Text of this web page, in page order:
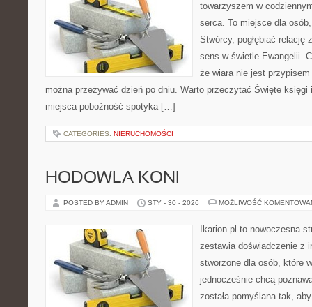
towarzyszem w
serca. To miejsce dla
Stwórcy, pogłębiać relację
sens w świetle Ewangelii.
że wiara nie jest
można przeżywać dzień po dniu. Warto przeczytać Święte księgi
miejsca pobożność spotyka […]
CATEGORIES: NIERUCHOMOŚCI
HODOWLA KONI
POSTED BY ADMIN STY - 30 - 2026 MOŻLIWOŚĆ
Ikarion.pl to nowoczesna
zestawia doświadczenie z
stworzone dla osób, które
jednocześnie chcą
została pomyślana tak,